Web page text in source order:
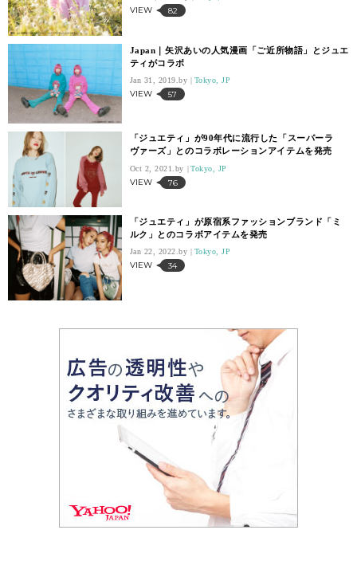
VIEW 82
Japan｜矢沢あいの人気漫画「ご近所物語」とジュエ
ティがコラボ
Jan 31, 2019. Tokyo, JP
VIEW 57
「ジュエティ」が90年代に流行した「スーパーラ
ヴァーズ」とのコラボレーションアイテムを発売
Oct 2, 2021. Tokyo, JP
VIEW 76
「ジュエティ」が原宿系ファッションブランド「ミ
ルク」とのコラボアイテムを発売
Jan 22, 2022. Tokyo, JP
VIEW 34